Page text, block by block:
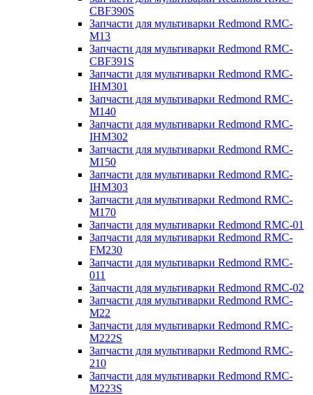
CBF390S
Запчасти для мультиварки Redmond RMC-
M13
Запчасти для мультиварки Redmond RMC-
CBF391S
Запчасти для мультиварки Redmond RMC-
IHM301
Запчасти для мультиварки Redmond RMC-
M140
Запчасти для мультиварки Redmond RMC-
IHM302
Запчасти для мультиварки Redmond RMC-
M150
Запчасти для мультиварки Redmond RMC-
IHM303
Запчасти для мультиварки Redmond RMC-
M170
Запчасти для мультиварки Redmond RMC-01
Запчасти для мультиварки Redmond RMC-
FM230
Запчасти для мультиварки Redmond RMC-
011
Запчасти для мультиварки Redmond RMC-02
Запчасти для мультиварки Redmond RMC-
M22
Запчасти для мультиварки Redmond RMC-
M222S
Запчасти для мультиварки Redmond RMC-
210
Запчасти для мультиварки Redmond RMC-
M223S